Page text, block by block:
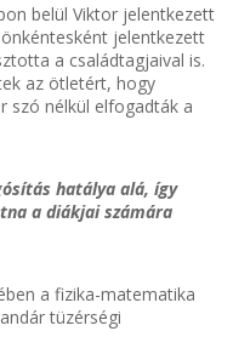
belül Viktor jelentkezett
jelentkezett
a családtagjaival is.
az ötletért, hogy
szó nélkül elfogadták a
hatálya alá, így
a diákjai számára
a fizika-matematika
tüzérségi